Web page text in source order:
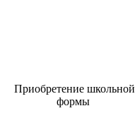
Приобретение школьной
формы